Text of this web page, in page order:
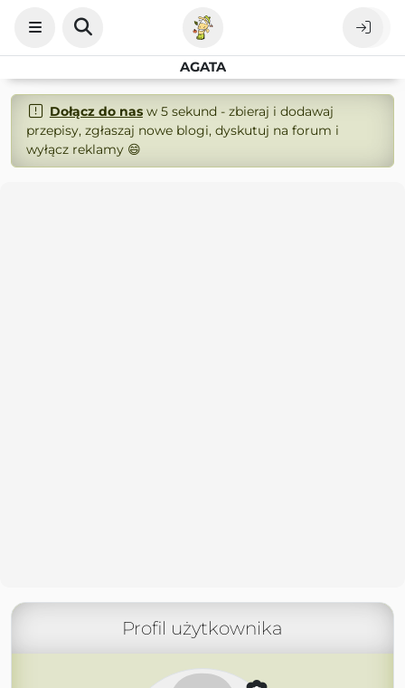
AGATA
Dołącz do nasw 5 sekund - zbieraj i dodawaj
przepisy, zgłaszaj nowe blogi, dyskutuj na forum i
wyłącz reklamy 😄
Profil użytkownika